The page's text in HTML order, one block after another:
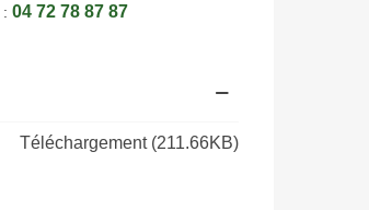
: 04 72 78 87 87
Téléchargement (211.66KB)